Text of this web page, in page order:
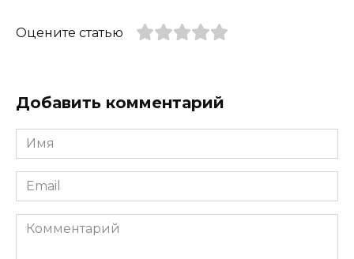
Оцените статью
Добавить комментарий
Имя
*
Email
*
Комментарий